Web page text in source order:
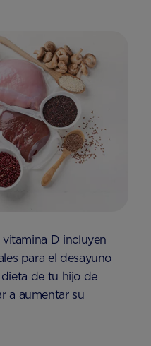
D incluyen
para el desayuno
de tu hijo de
a aumentar su